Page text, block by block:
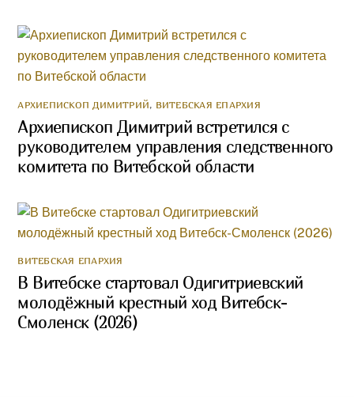
АРХИЕПИСКОП ДИМИТРИЙ, ВИТЕБСКАЯ ЕПАРХИЯ
Архиепископ Димитрий встретился с
руководителем управления следственного
комитета по Витебской области
ВИТЕБСКАЯ ЕПАРХИЯ
В Витебске стартовал Одигитриевский
молодёжный крестный ход Витебск-
Смоленск (2026)